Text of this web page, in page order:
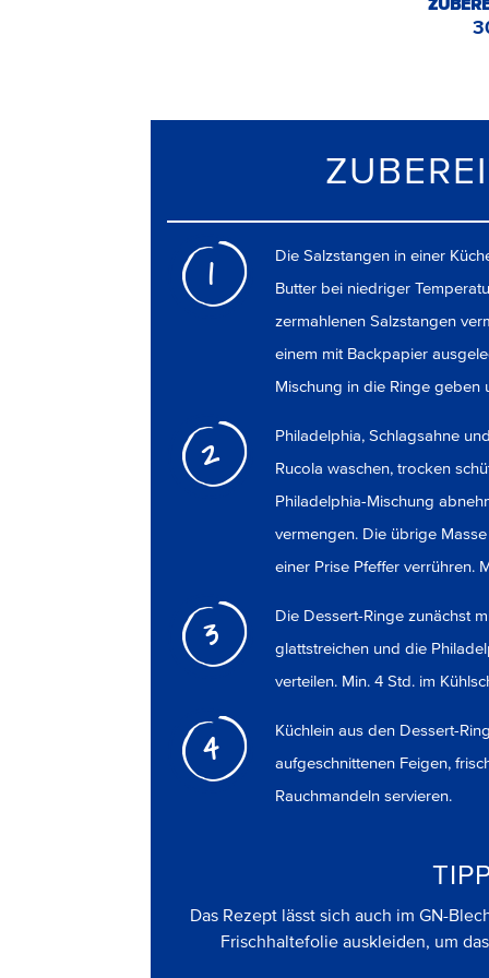
1
Die Salzstangen in einer
Butter bei niedriger
zermahlenen Salzstangen
einem mit Backpapier
Mischung in die Ringe geben
2
Philadelphia, Schlagsahne
Rucola waschen, trocken
Philadelphia-Mischung
vermengen. Die übrige
einer Prise Pfeffer verrühren.
3
Die Dessert-Ringe zunächst
glattstreichen und die
verteilen. Min. 4 Std. im
4
Küchlein aus den Dessert-
aufgeschnittenen Feigen,
Rauchmandeln servieren.
Das Rezept lässt sich auch im GN-
Frischhaltefolie auskleiden, um